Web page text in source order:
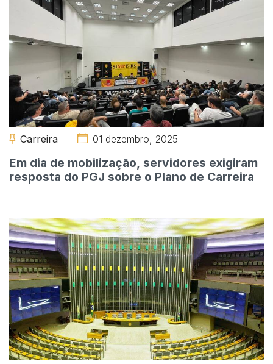
Carreira 01 dezembro, 2025
Em dia de mobilização, servidores exigiram
resposta do PGJ sobre o Plano de Carreira